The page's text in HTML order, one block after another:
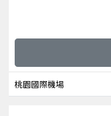
桃園國際機場